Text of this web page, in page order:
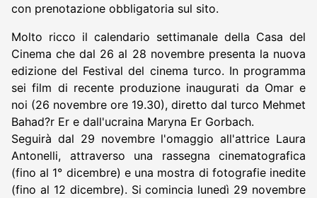
con prenotazione obbligatoria sul sito.
Molto ricco il calendario settimanale della Casa del
Cinema che dal 26 al 28 novembre presenta la nuova
edizione del Festival del cinema turco. In programma
sei film di recente produzione inaugurati da Omar e
noi (26 novembre ore 19.30), diretto dal turco Mehmet
Bahad?r Er e dall'ucraina Maryna Er Gorbach.
Seguirà dal 29 novembre l'omaggio all'attrice Laura
Antonelli, attraverso una rassegna cinematografica
(fino al 1° dicembre) e una mostra di fotografie inedite
(fino al 12 dicembre). Si comincia lunedì 29 novembre